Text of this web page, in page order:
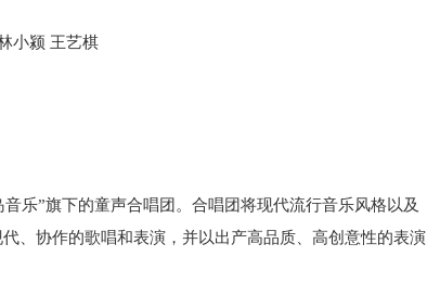
小颍 王艺棋
乐”旗下的童声合唱团。合唱团将现代流行音乐风格以及
、协作的歌唱和表演，并以出产高品质、高创意性的表演